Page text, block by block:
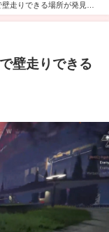
走りできる場所が発見さ
壁走りできる